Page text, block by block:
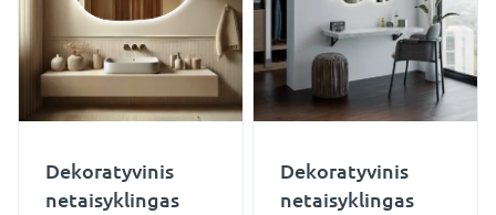
Dekoratyvinis
netaisyklingas
Dekoratyvinis
netaisyklingas